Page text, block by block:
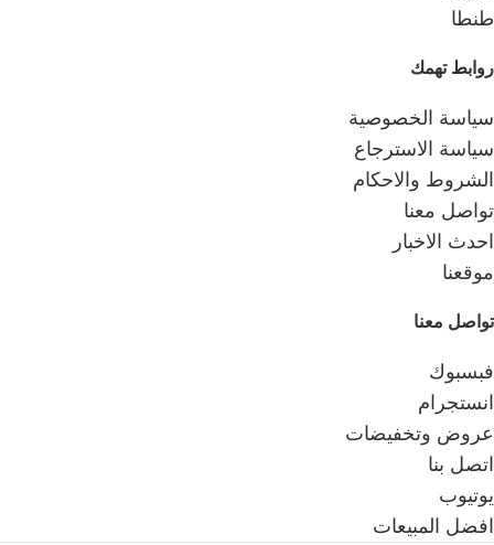
طنطا
روابط تهمك
سياسة الخصوصية
سياسة الاسترجاع
الشروط والاحكام
تواصل معنا
احدث الاخبار
موقعنا
تواصل معنا
فبسبوك
انستجرام
عروض وتخفيضات
اتصل بنا
يوتيوب
افضل المبيعات